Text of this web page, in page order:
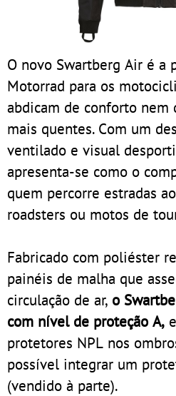
O novo Swartberg Air é a
Motorrad para os
abdicam de conforto nem
mais quentes. Com um
ventilado e visual
apresenta-se como o
quem percorre estradas
roadsters ou motos de
Fabricado com poliéster
painéis de malha que
circulação de ar, o
com nível de proteção A,
protetores NPL nos
possível integrar um
(vendido à parte).